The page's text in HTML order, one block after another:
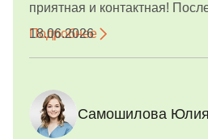
приятная и контактная!
показала ребенку фото с
Подробнее
18.06.2026
Самошилова